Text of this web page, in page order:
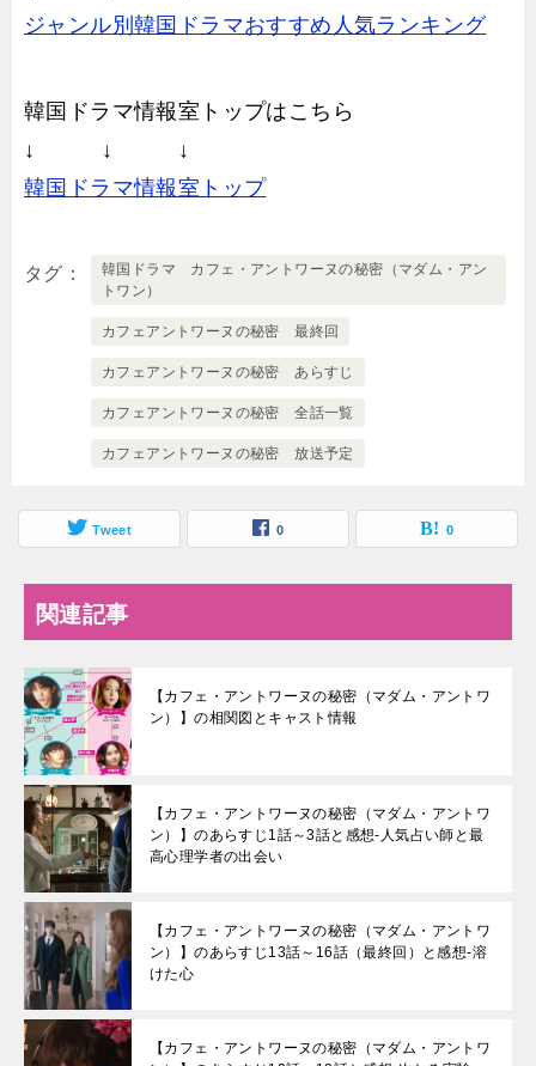
ジャンル別韓国ドラマおすすめ人気ランキング
韓国ドラマ情報室トップはこちら
↓ ↓ ↓
韓国ドラマ情報室トップ
タグ
韓国ドラマ カフェ・アントワーヌの秘密（マダム・アン
トワン）
カフェアントワーヌの秘密 最終回
カフェアントワーヌの秘密 あらすじ
カフェアントワーヌの秘密 全話一覧
カフェアントワーヌの秘密 放送予定
Tweet 0 0
関連記事
【カフェ・アントワーヌの秘密（マダム・アントワ
ン）】の相関図とキャスト情報
【カフェ・アントワーヌの秘密（マダム・アントワ
ン）】のあらすじ1話～3話と感想-人気占い師と最
高心理学者の出会い
【カフェ・アントワーヌの秘密（マダム・アントワ
ン）】のあらすじ13話～16話（最終回）と感想-溶
けた心
【カフェ・アントワーヌの秘密（マダム・アントワ